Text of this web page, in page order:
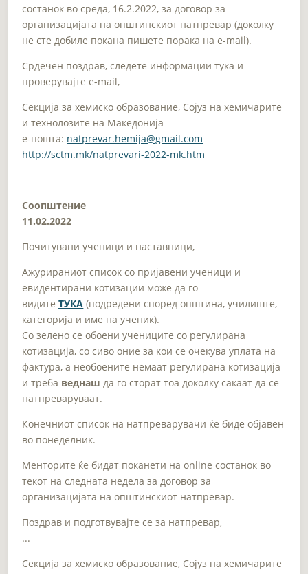
состанок во среда, 16.2.2022, за договор за
организацијата на општинскиот натпревар (доколку
не сте добиле покана пишете порака на e-mail).
Срдечен поздрав, следете информации тука и
проверувајте e-mail,
Секција за хемиско образование, Сојуз на хемичарите
и технолозите на Македонија
e-пошта: natprevar.hemija@gmail.com
http://sctm.mk/natprevari-2022-mk.htm
Соопштение
11.02.2022
Почитувани ученици и наставници,
Ажурираниот список со пријавени ученици и
евидентирани котизации може да го
видитеТУКА (подредени според општина, училиште,
категорија и име на ученик).
Со зелено се обоени учениците со регулирана
котизација, со сиво оние за кои се очекува уплата на
фактура, а необоените немаат регулирана котизација
и треба веднашда го сторат тоа доколку сакаат да се
натпреваруваат.
Конечниот список на натпреварувачи ќе биде објавен
во понеделник.
Менторите ќе бидат поканети на online состанок во
текот на следната недела за договор за
организацијата на општинскиот натпревар.
Поздрав и подготвувајте се за натпревар,
...
Секција за хемиско образование, Сојуз на хемичарите